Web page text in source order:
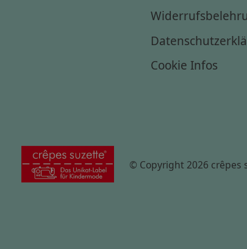
Cookie Infos
© Copyright 2026 crêpes